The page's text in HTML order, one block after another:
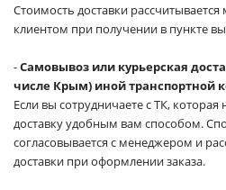
Стоимость доставки
клиентом при получении в пункте
-Самовывоз или курьерская
числе Крым) иной транспортной
Если вы сотрудничаете с ТК, которая
доставку удобным вам способом.
согласовывается с менеджером и
доставки при оформлении заказа.